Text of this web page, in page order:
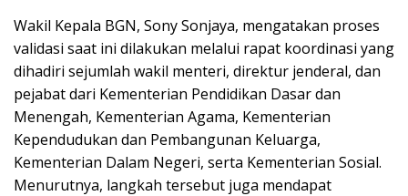
Wakil Kepala BGN, Sony Sonjaya, mengatakan proses
validasi saat ini dilakukan melalui rapat koordinasi yang
dihadiri sejumlah wakil menteri, direktur jenderal, dan
pejabat dari Kementerian Pendidikan Dasar dan
Menengah, Kementerian Agama, Kementerian
Kependudukan dan Pembangunan Keluarga,
Kementerian Dalam Negeri, serta Kementerian Sosial.
Menurutnya, langkah tersebut juga mendapat